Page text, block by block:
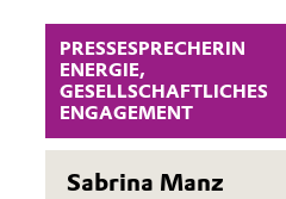
PRESSESPRECHERIN
ENERGIE,
GESELLSCHAFTLICHES
ENGAGEMENT
Sabrina Manz